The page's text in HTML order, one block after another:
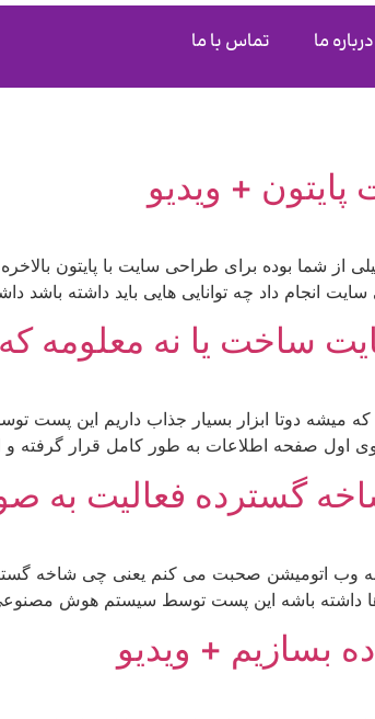
درباره ما تماس با ما
+ ویدیو
شما بوده برای طراحی سایت با پایتون
انجام داد چه توانایی هایی باید داشته باشد
ساخت یا نه معلومه
میشه دوتا ابزار بسیار جذاب داریم این
اول صفحه اطلاعات به طور کامل قرار گرفته
گسترده فعالیت به
وب اتومیشن صحبت می کنم یعنی چی شاخه
ها داشته باشه این پست توسط سیستم هوش
بسازیم + ویدیو